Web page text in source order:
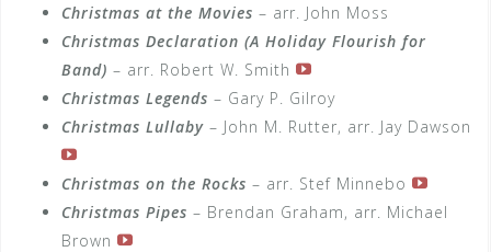
Christmas at the Movies – arr. John Moss
Christmas Declaration (A Holiday Flourish for
Band) – arr. Robert W. Smith
Christmas Legends – Gary P. Gilroy
Christmas Lullaby – John M. Rutter, arr. Jay Dawson
Christmas on the Rocks – arr. Stef Minnebo
Christmas Pipes – Brendan Graham, arr. Michael
Brown